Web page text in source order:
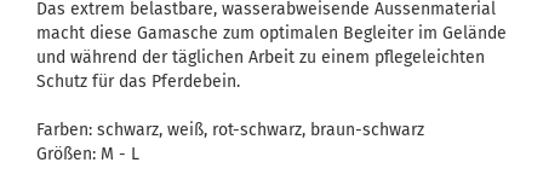
Das extrem belastbare, wasserabweisende Aussenmaterial
macht diese Gamasche zum optimalen Begleiter im Gelände
und während der täglichen Arbeit zu einem pflegeleichten
Schutz für das Pferdebein.
Farben: schwarz, weiß, rot-schwarz, braun-schwarz
Größen: M - L